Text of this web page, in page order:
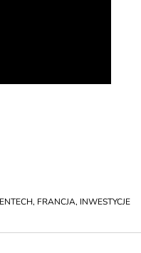
, FRANCJA, INWESTYCJE